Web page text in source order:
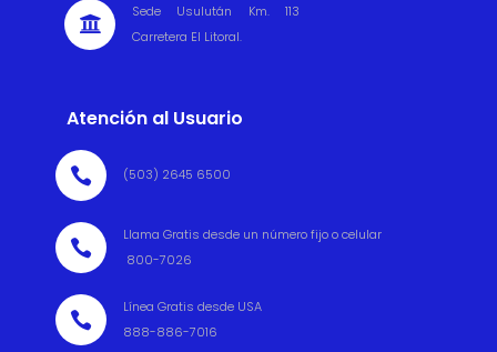

Sede Usulután Km. 113
Carretera El Litoral.
Atención al Usuario
 (503) 2645 6500

Llama Gratis desde un número fijo o celular
800-7026

Línea Gratis desde USA
888-886-7016